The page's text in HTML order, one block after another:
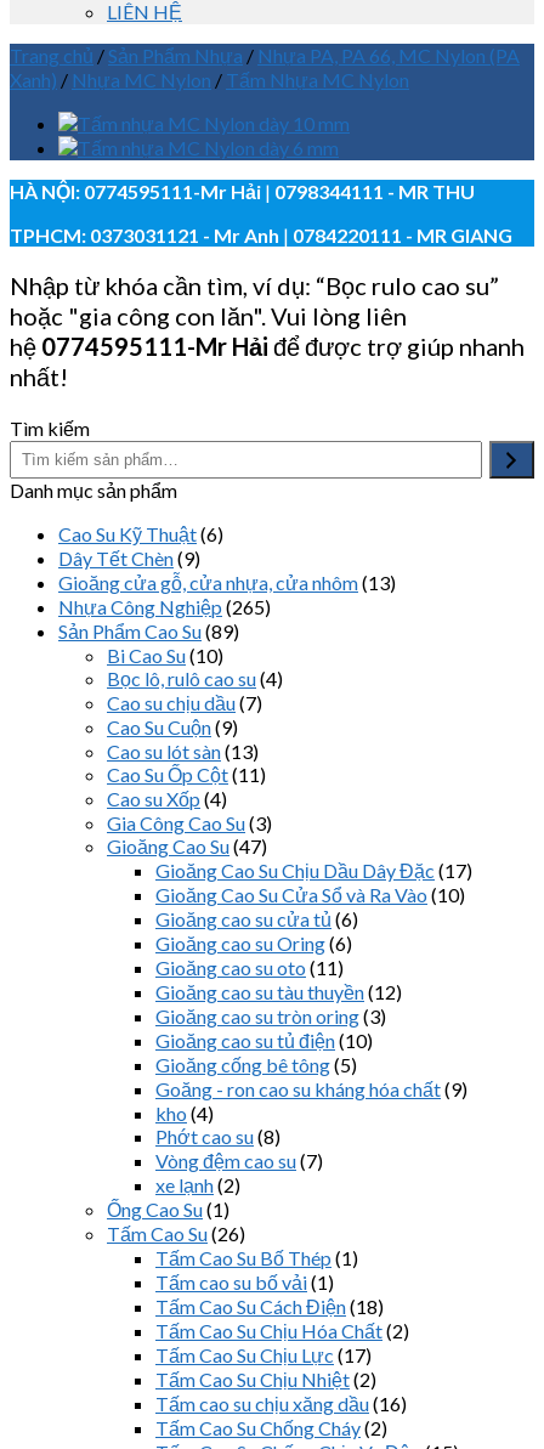
LIÊN HỆ
Trang chủ /Sản Phẩm Nhựa / Nhựa PA, PA 66, MC Nylon (PA
Xanh) / Nhựa MC Nylon / Tấm Nhựa MC Nylon
HÀ NỘI: 0774595111-Mr Hải | 0798344111 - MR THU
TPHCM: 0373031121 - Mr Anh | 0784220111 - MR GIANG
Nhập từ khóa cần tìm, ví dụ: “Bọc rulo cao su”
hoặc "gia công con lăn". Vui lòng liên
hệ 0774595111-Mr Hải để được trợ giúp nhanh
nhất!
Tìm kiếm
Danh mục sản phẩm
Cao Su Kỹ Thuật(6)
Dây Tết Chèn(9)
Gioăng cửa gỗ, cửa nhựa, cửa nhôm(13)
Nhựa Công Nghiệp (265)
Sản Phẩm Cao Su(89)
Bi Cao Su(10)
Bọc lô, rulô cao su(4)
Cao su chịu dầu(7)
Cao Su Cuộn(9)
Cao su lót sàn(13)
Cao Su Ốp Cột(11)
Cao su Xốp (4)
Gia Công Cao Su(3)
Gioăng Cao Su(47)
Gioăng Cao Su Chịu Dầu Dây Đặc (17)
Gioăng Cao Su Cửa Sổ và Ra Vào (10)
Gioăng cao su cửa tủ (6)
Gioăng cao su Oring(6)
Gioăng cao su oto (11)
Gioăng cao su tàu thuyền(12)
Gioăng cao su tròn oring(3)
Gioăng cao su tủ điện(10)
Gioăng cống bê tông(5)
Goăng - ron cao su kháng hóa chất(9)
kho (4)
Phớt cao su(8)
Vòng đệm cao su(7)
xe lạnh(2)
Ống Cao Su(1)
Tấm Cao Su(26)
Tấm Cao Su Bố Thép (1)
Tấm cao su bố vải(1)
Tấm Cao Su Cách Điện(18)
Tấm Cao Su Chịu Hóa Chất(2)
Tấm Cao Su Chịu Lực (17)
Tấm Cao Su Chịu Nhiệt(2)
Tấm cao su chịu xăng dầu(16)
Tấm Cao Su Chống Cháy(2)